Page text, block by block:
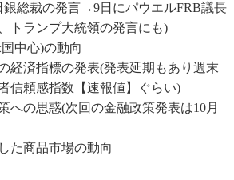
銀総裁の発言→9日にパウエルFRB議長
トランプ大統領の発言にも)
中心)の動向
経済指標の発表(発表延期もあり週末
信頼感指数【速報値】ぐらい)
への思惑(次回の金融政策発表は10月
た商品市場の動向